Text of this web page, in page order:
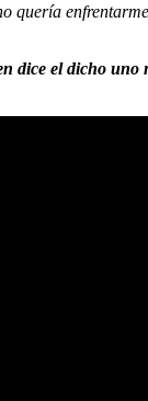
quería
dice el dicho uno